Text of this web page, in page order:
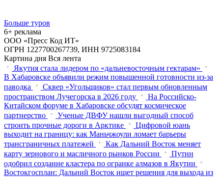
Больше туров
6+ реклама
ООО «Пресс Код ИТ»
ОГРН 1227700267739, ИНН 9725083184
Картина дня Вся лента
Якутия стала лидером по «дальневосточным гектарам»
В Хабаровске объявили режим повышенной готовности из‑за
паводка
Сквер «Угольщиков» стал первым обновленным
пространством Лучегорска в 2026 году
На Российско-
Китайском форуме в Хабаровске обсудят космическое
партнерство
Ученые ДВФУ нашли выгодный способ
строить прочные дороги в Арктике
Цифровой юань
выходит на границу: как Маньчжоули ломает барьеры
трансграничных платежей
Как Дальний Восток меняет
карту зернового и масличного рынков России
Путин
одобрил создание кластера по огранке алмазов в Якутии
Востокгосплан: Дальний Восток ищет решения для выхода из